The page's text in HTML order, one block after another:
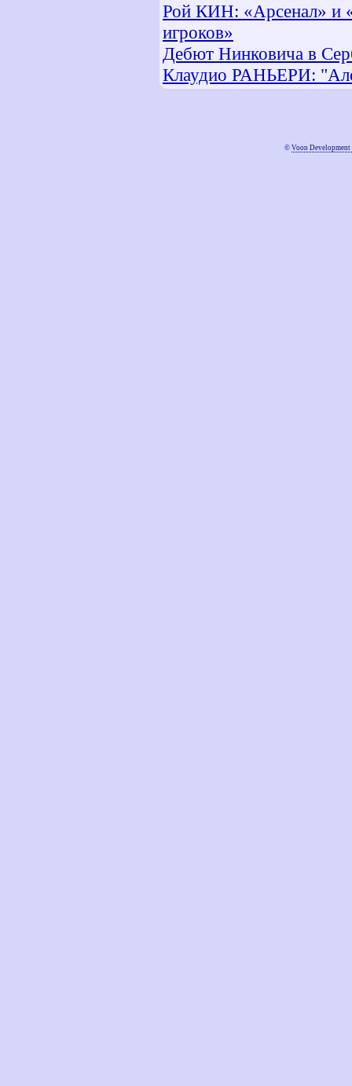
Рой КИН: «Арсенал» и
игроков»
Дебют Нинковича в
Клаудио РАНЬЕРИ:
© Voon Development